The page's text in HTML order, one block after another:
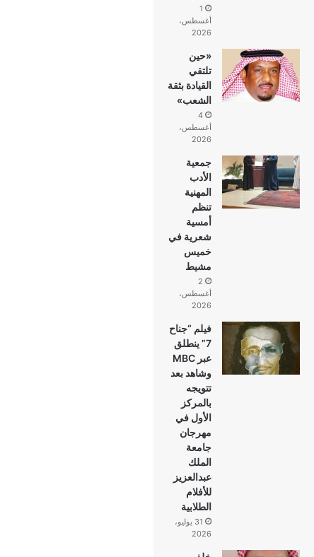
1
أغسطس،
2026
«حين
تلتقي
القيادة بثقة
الشعب»
4
أغسطس،
2026
جمعية
الأدب
المهنية
تنظم
أمسية
شعرية في
خميس
مشيط
2
أغسطس،
2026
فيلم “جناح
7” ينطلق
عبر MBC
وشاهد بعد
تتويجه
بالمركز
الأول في
مهرجان
جامعة
الملك
عبدالعزيز
للأفلام
الطلابية
31 يوليو،
2026